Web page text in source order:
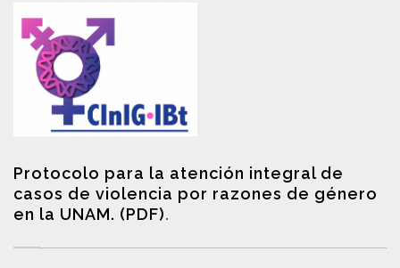
Protocolo para la atención integral de
casos de violencia por razones de género
en la UNAM. (PDF).